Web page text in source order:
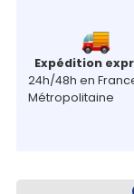
Expédition
24h/48h en
Métropolitaine